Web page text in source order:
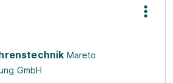
Mareto
GmbH